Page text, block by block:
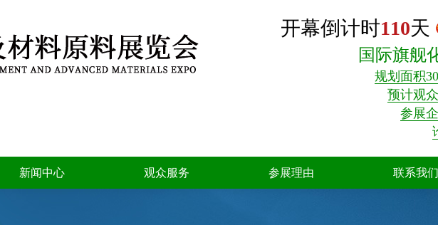
开幕倒计时110天
国际旗舰
规划面积
预计观
参展
新闻中心 观众服务 参展理由 联系我们